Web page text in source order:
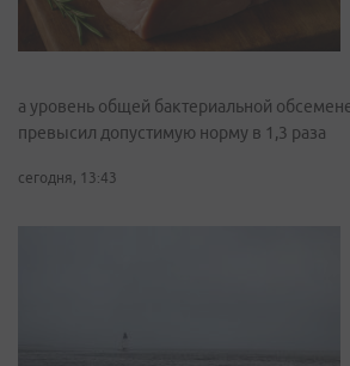
а уровень общей бактериальной
превысил допустимую норму в 1,3 раза
сегодня, 13:43